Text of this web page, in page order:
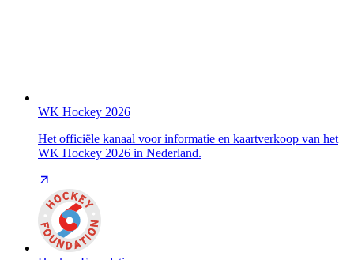
WK Hockey 2026
Het officiële kanaal voor informatie en kaartverkoop van het
WK Hockey 2026 in Nederland.